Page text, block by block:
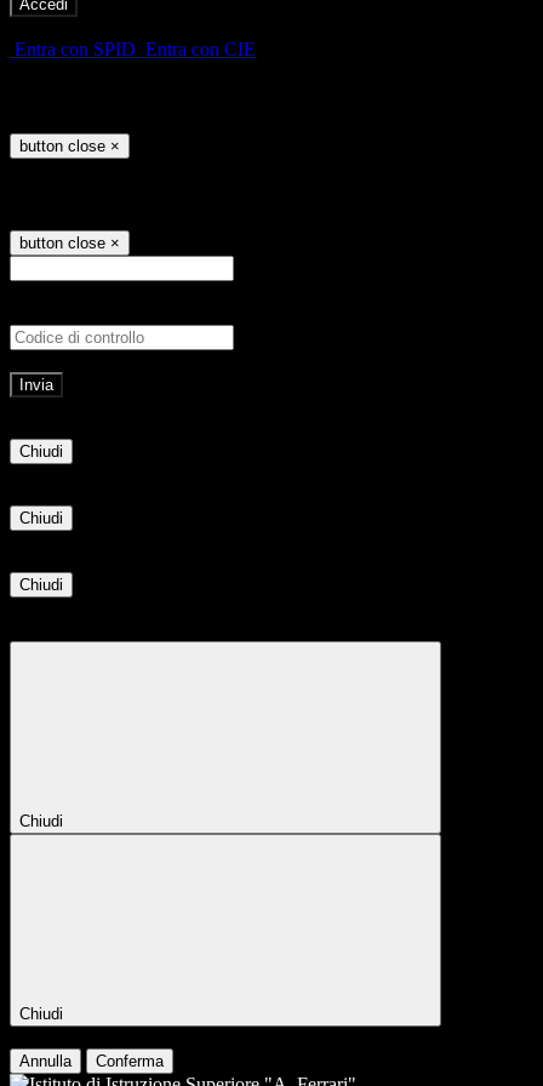
Entra con SPID Entra con CIE
button close ×
button close ×
Chiudi
Chiudi
Chiudi
Chiudi
Chiudi
Annulla Conferma